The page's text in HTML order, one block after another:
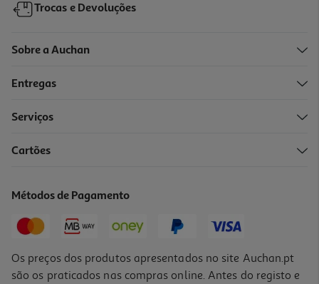
-11%
Price reduced from
8,99 €to
Promoção
Trocas e Devoluções
Sobre a Auchan
Entregas
Serviços
Cartões
Métodos de Pagamento
Os preços dos produtos apresentados no site Auchan.pt
são os praticados nas compras online. Antes do registo e